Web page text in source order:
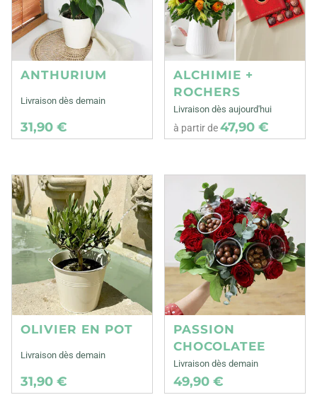
ANTHURIUM
Livraison dès demain
31,90 €
ALCHIMIE +
ROCHERS
Livraison dès aujourd'hui
à partir de47,90 €
OLIVIER EN POT
Livraison dès demain
31,90 €
PASSION
CHOCOLATEE
Livraison dès demain
49,90 €